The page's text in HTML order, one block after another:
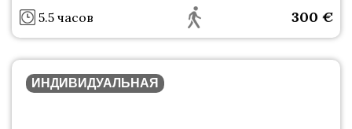
5.5 часов 300 €
ИНДИВИДУАЛЬНАЯ